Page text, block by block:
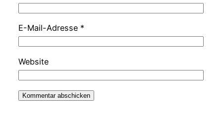
E-Mail-Adresse *
Website